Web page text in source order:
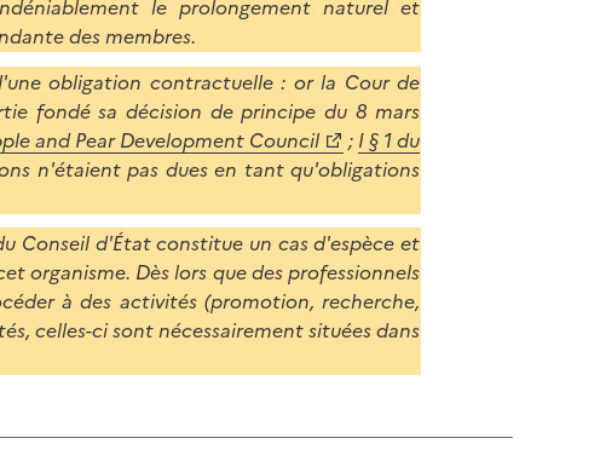
le prolongement naturel et
des membres.
obligation contractuelle : or la Cour de
fondé sa décision de principe du 8 mars
and Pear Development Council ; I § 1 du
n'étaient pas dues en tant qu'obligations
Conseil d'État constitue un cas d'espèce et
organisme. Dès lors que des professionnels
à des activités (promotion, recherche,
celles-ci sont nécessairement situées dans